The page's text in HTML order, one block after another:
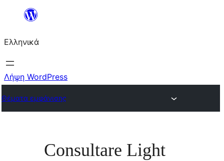
Μετάβαση
περιεχόμενο
Ελληνικά
Λήψη WordPress
Θέματα εμφάνισης
Consultare Light